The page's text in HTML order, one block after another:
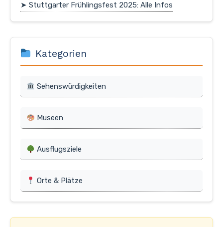
➤ Stuttgarter Frühlingsfest 2025: Alle Infos
Kategorien
Sehenswürdigkeiten
Museen
Ausflugsziele
Orte & Plätze